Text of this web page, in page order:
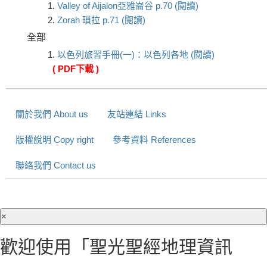
1. Valley of Aijalon亞雅崙谷 p.70 (閱讀)
2. Zorah 瑣拉 p.71 (閱讀)
全部
1. 以色列旅習手冊(一)：以色列各地 (閱讀)
( PDF下載 )
關於我們 About us 友站連結 Links
版權說明 Copy right 參考資料 References
聯絡我們 Contact us
×
歡迎使用「聖光聖經地理資訊